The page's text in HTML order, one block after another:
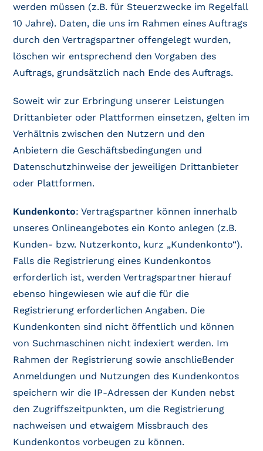
werden müssen (z.B. für Steuerzwecke im Regelfall
10 Jahre). Daten, die uns im Rahmen eines Auftrags
durch den Vertragspartner offengelegt wurden,
löschen wir entsprechend den Vorgaben des
Auftrags, grundsätzlich nach Ende des Auftrags.
Soweit wir zur Erbringung unserer Leistungen
Drittanbieter oder Plattformen einsetzen, gelten im
Verhältnis zwischen den Nutzern und den
Anbietern die Geschäftsbedingungen und
Datenschutzhinweise der jeweiligen Drittanbieter
oder Plattformen.
Kundenkonto: Vertragspartner können innerhalb
unseres Onlineangebotes ein Konto anlegen (z.B.
Kunden- bzw. Nutzerkonto, kurz „Kundenkonto“).
Falls die Registrierung eines Kundenkontos
erforderlich ist, werden Vertragspartner hierauf
ebenso hingewiesen wie auf die für die
Registrierung erforderlichen Angaben. Die
Kundenkonten sind nicht öffentlich und können
von Suchmaschinen nicht indexiert werden. Im
Rahmen der Registrierung sowie anschließender
Anmeldungen und Nutzungen des Kundenkontos
speichern wir die IP-Adressen der Kunden nebst
den Zugriffszeitpunkten, um die Registrierung
nachweisen und etwaigem Missbrauch des
Kundenkontos vorbeugen zu können.